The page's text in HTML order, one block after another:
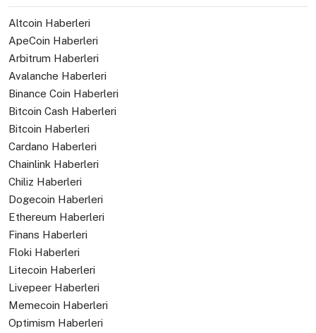
Altcoin Haberleri
ApeCoin Haberleri
Arbitrum Haberleri
Avalanche Haberleri
Binance Coin Haberleri
Bitcoin Cash Haberleri
Bitcoin Haberleri
Cardano Haberleri
Chainlink Haberleri
Chiliz Haberleri
Dogecoin Haberleri
Ethereum Haberleri
Finans Haberleri
Floki Haberleri
Litecoin Haberleri
Livepeer Haberleri
Memecoin Haberleri
Optimism Haberleri